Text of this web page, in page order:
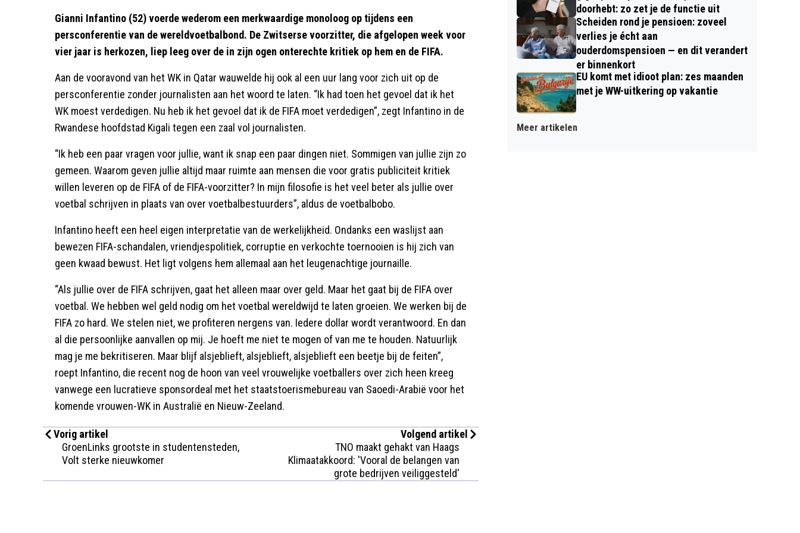
Gianni Infantino (52) voerde wederom een merkwaardige monoloog op tijdens een
persconferentie van de wereldvoetbalbond. De Zwitserse voorzitter, die afgelopen week voor
vier jaar is herkozen, liep leeg over de in zijn ogen onterechte kritiek op hem en de FIFA.
Aan de vooravond van het WK in Qatar wauwelde hij ook al een uur lang voor zich uit op de
persconferentie zonder journalisten aan het woord te laten. “Ik had toen het gevoel dat ik het
WK moest verdedigen. Nu heb ik het gevoel dat ik de FIFA moet verdedigen”, zegt Infantino in de
Rwandese hoofdstad Kigali tegen een zaal vol journalisten.
“Ik heb een paar vragen voor jullie, want ik snap een paar dingen niet. Sommigen van jullie zijn zo
gemeen. Waarom geven jullie altijd maar ruimte aan mensen die voor gratis publiciteit kritiek
willen leveren op de FIFA of de FIFA-voorzitter? In mijn filosofie is het veel beter als jullie over
voetbal schrijven in plaats van over voetbalbestuurders”, aldus de voetbalbobo.
Infantino heeft een heel eigen interpretatie van de werkelijkheid. Ondanks een waslijst aan
bewezen FIFA-schandalen, vriendjespolitiek, corruptie en verkochte toernooien is hij zich van
geen kwaad bewust. Het ligt volgens hem allemaal aan het leugenachtige journaille.
“Als jullie over de FIFA schrijven, gaat het alleen maar over geld. Maar het gaat bij de FIFA over
voetbal. We hebben wel geld nodig om het voetbal wereldwijd te laten groeien. We werken bij de
FIFA zo hard. We stelen niet, we profiteren nergens van. Iedere dollar wordt verantwoord. En dan
al die persoonlijke aanvallen op mij. Je hoeft me niet te mogen of van me te houden. Natuurlijk
mag je me bekritiseren. Maar blijf alsjeblieft, alsjeblieft, alsjeblieft een beetje bij de feiten”,
roept Infantino, die recent nog de hoon van veel vrouwelijke voetballers over zich heen kreeg
vanwege een lucratieve sponsordeal met het staatstoerismebureau van Saoedi-Arabië voor het
komende vrouwen-WK in Australië en Nieuw-Zeeland.
Vorig artikel
GroenLinks grootste in studentensteden,
Volt sterke nieuwkomer
Volgend artikel
TNO maakt gehakt van Haags
Klimaatakkoord: 'Vooral de belangen van
grote bedrijven veiliggesteld'
doorhebt: zo zet je de functie uit
Scheiden rond je pensioen: zoveel
verlies je écht aan
ouderdomspensioen — en dit verandert
er binnenkort
EU komt met idioot plan: zes maanden
met je WW-uitkering op vakantie
Meer artikelen